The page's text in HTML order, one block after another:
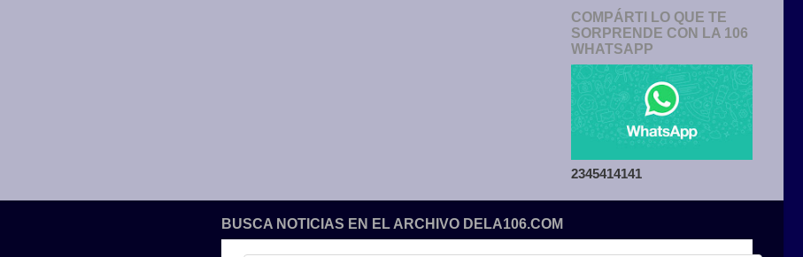
COMPÁRTI LO QUE TE
SORPRENDE CON LA 106
WHATSAPP
2345414141
BUSCA NOTICIAS EN EL ARCHIVO DELA106.COM